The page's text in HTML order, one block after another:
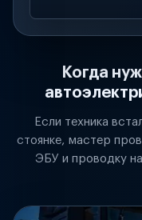
Когда
Если техника
стоянке, мастер
ЭБУ и проводку